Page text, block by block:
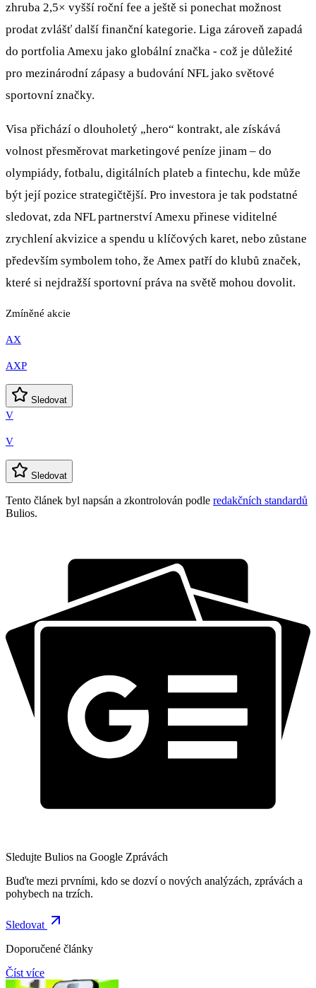
zhruba 2,5× vyšší roční fee a ještě si ponechat možnost
prodat zvlášť další finanční kategorie. Liga zároveň zapadá
do portfolia Amexu jako globální značka - což je důležité
pro mezinárodní zápasy a budování NFL jako světové
sportovní značky.
Visa přichází o dlouholetý „hero“ kontrakt, ale získává
volnost přesměrovat marketingové peníze jinam – do
olympiády, fotbalu, digitálních plateb a fintechu, kde může
být její pozice strategičtější. Pro investora je tak podstatné
sledovat, zda NFL partnerství Amexu přinese viditelné
zrychlení akvizice a spendu u klíčových karet, nebo zůstane
především symbolem toho, že Amex patří do klubů značek,
které si nejdražší sportovní práva na světě mohou dovolit.
Zmíněné akcie
AX
AXP
Sledovat
V
V
Sledovat
Tento článek byl napsán a zkontrolován podle redakčních standardů
Bulios.
Sledujte Bulios na Google Zprávách
Buďte mezi prvními, kdo se dozví o nových analýzách, zprávách a
pohybech na trzích.
Sledovat
Doporučené články
Číst více